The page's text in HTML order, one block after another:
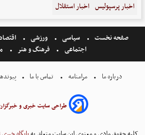
اخبار پرسپولیس اخبار استقلال
صفحه نخست سیاسی ورزشی
اجتماعی
فرهنگ و هنر
درباره ما مرامنامه تماس با ما
طراحی سایت خبری و